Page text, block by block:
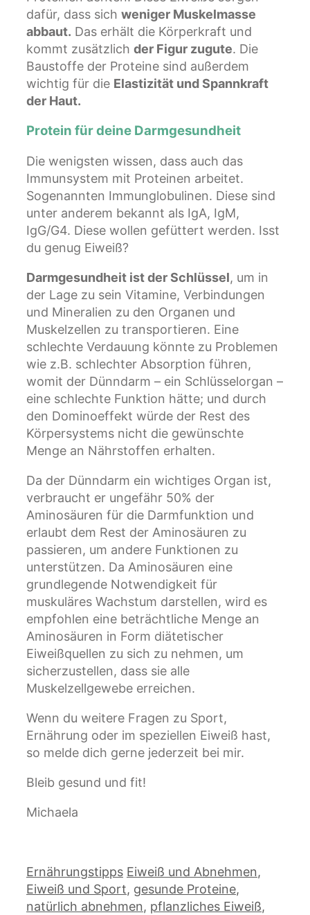
dafür, dass sich weniger Muskelmasse
abbaut. Das erhält die Körperkraft und
kommt zusätzlich der Figur zugute. Die
Baustoffe der Proteine sind außerdem
wichtig für die Elastizität und Spannkraft
der Haut.
Protein für deine Darmgesundheit
Die wenigsten wissen, dass auch das
Immunsystem mit Proteinen arbeitet.
Sogenannten Immunglobulinen. Diese sind
unter anderem bekannt als IgA, IgM,
IgG/G4. Diese wollen gefüttert werden. Isst
du genug Eiweiß?
Darmgesundheit ist der Schlüssel, um in
der Lage zu sein Vitamine, Verbindungen
und Mineralien zu den Organen und
Muskelzellen zu transportieren. Eine
schlechte Verdauung könnte zu Problemen
wie z.B. schlechter Absorption führen,
womit der Dünndarm – ein Schlüsselorgan –
eine schlechte Funktion hätte; und durch
den Dominoeffekt würde der Rest des
Körpersystems nicht die gewünschte
Menge an Nährstoffen erhalten.
Da der Dünndarm ein wichtiges Organ ist,
verbraucht er ungefähr 50% der
Aminosäuren für die Darmfunktion und
erlaubt dem Rest der Aminosäuren zu
passieren, um andere Funktionen zu
unterstützen. Da Aminosäuren eine
grundlegende Notwendigkeit für
muskuläres Wachstum darstellen, wird es
empfohlen eine beträchtliche Menge an
Aminosäuren in Form diätetischer
Eiweißquellen zu sich zu nehmen, um
sicherzustellen, dass sie alle
Muskelzellgewebe erreichen.
Wenn du weitere Fragen zu Sport,
Ernährung oder im speziellen Eiweiß hast,
so melde dich gerne jederzeit bei mir.
Bleib gesund und fit!
Michaela
Kategorien
Ernährungstipps Schlagwörter
Eiweiß und Abnehmen,
Eiweiß und Sport, gesunde Proteine,
natürlich abnehmen, pflanzliches Eiweiß,